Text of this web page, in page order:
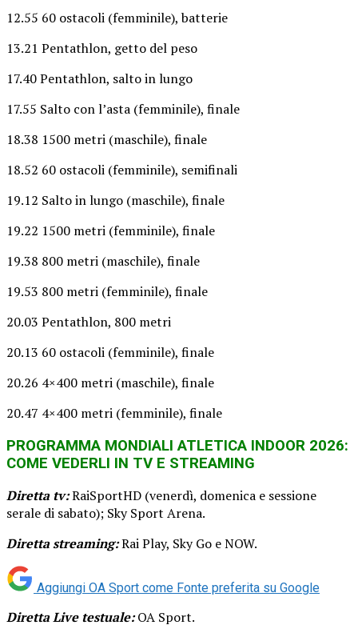
12.55 60 ostacoli (femminile), batterie
13.21 Pentathlon, getto del peso
17.40 Pentathlon, salto in lungo
17.55 Salto con l’asta (femminile), finale
18.38 1500 metri (maschile), finale
18.52 60 ostacoli (femminile), semifinali
19.12 Salto in lungo (maschile), finale
19.22 1500 metri (femminile), finale
19.38 800 metri (maschile), finale
19.53 800 metri (femminile), finale
20.03 Pentathlon, 800 metri
20.13 60 ostacoli (femminile), finale
20.26 4×400 metri (maschile), finale
20.47 4×400 metri (femminile), finale
PROGRAMMA MONDIALI ATLETICA INDOOR 2026:
COME VEDERLI IN TV E STREAMING
Diretta tv:RaiSportHD (venerdì, domenica e sessione
serale di sabato); Sky Sport Arena.
Diretta streaming:Rai Play, Sky Go e NOW.
Aggiungi OA Sport come Fonte preferita su Google
Diretta Live testuale:OA Sport.